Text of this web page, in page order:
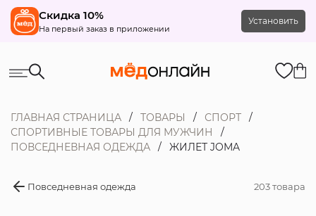
Скидка 10%
На первый заказ в приложении
Установить
ГЛАВНАЯ СТРАНИЦА ТОВАРЫ
СПОРТ
СПОРТИВНЫЕ ТОВАРЫ ДЛЯ МУЖЧИН
ПОВСЕДНЕВНАЯ ОДЕЖДА
ЖИЛЕТ JOMA
Повседневная одежда 203 товара